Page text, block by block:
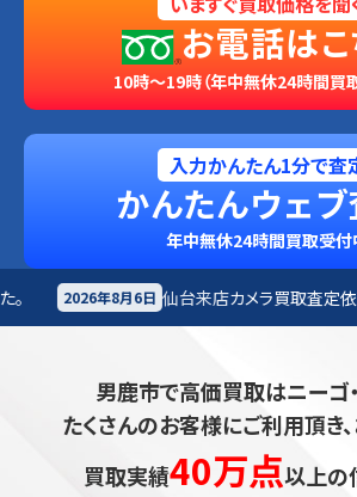
お電話はこ
10時～19時（年中無休24時間買
入力かんたん1分で査
かんたんウェ
年中無休24時間買取受付
台来店 カメラ買取査定依頼がありました。
男鹿市で高価買取はニーゴ
たくさんのお客様にご利用頂き
買取実績40万点以上の